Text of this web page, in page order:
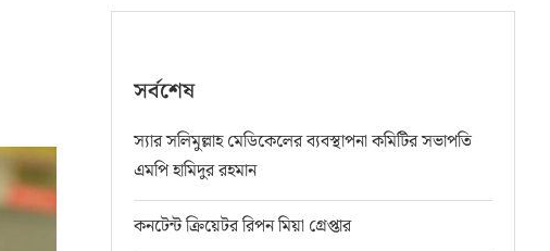
সর্বশেষ
স্যার সলিমুল্লাহ মেডিকেলের ব্যবস্থাপনা কমিটির সভাপতি
এমপি হামিদুর রহমান
কনটেন্ট ক্রিয়েটর রিপন মিয়া গ্রেপ্তার